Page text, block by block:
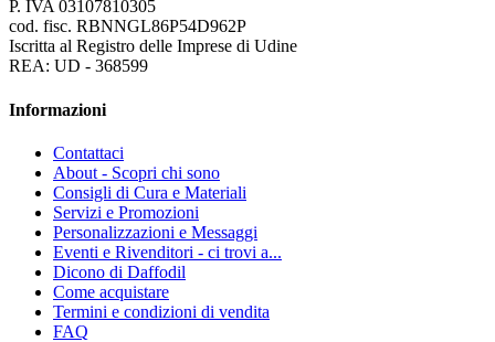
P. IVA 03107810305
cod. fisc. RBNNGL86P54D962P
Iscritta al Registro delle Imprese di Udine
REA: UD - 368599
Informazioni
Contattaci
About - Scopri chi sono
Consigli di Cura e Materiali
Servizi e Promozioni
Personalizzazioni e Messaggi
Eventi e Rivenditori - ci trovi a...
Dicono di Daffodil
Come acquistare
Termini e condizioni di vendita
FAQ